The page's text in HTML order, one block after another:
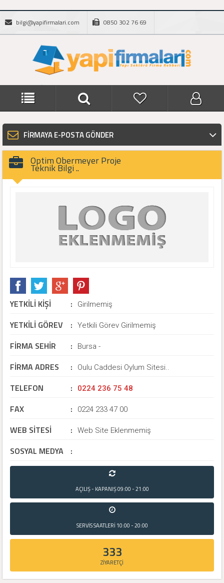
bilgi@yapifirmalari.com 0850 302 76 69
FİRMAYA E-POSTA GÖNDER
Optim Obermeyer Proje
Teknik Bilgi ..
YETKİLİ KİŞİ : Girilmemiş
YETKİLİ GÖREV : Yetkili Görev Girilmemiş
FİRMA SEHİR : Bursa -
FİRMA ADRES : Oulu Caddesi Oylum Sitesi..
TELEFON : 0224 236 75 48
FAX : 0224 233 47 00
WEB SİTESİ : Web Site Eklenmemiş
SOSYAL MEDYA :
AÇILIŞ - KAPANIŞ09:00 - 21:00
SERVİS SAATLERİ 10:00 - 20:00
333
ZİYARETÇİ